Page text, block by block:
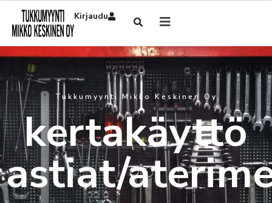
Kirjaudu
Tukkumyynti Mikko Keskinen Oy
kertakäyttö
astiat/